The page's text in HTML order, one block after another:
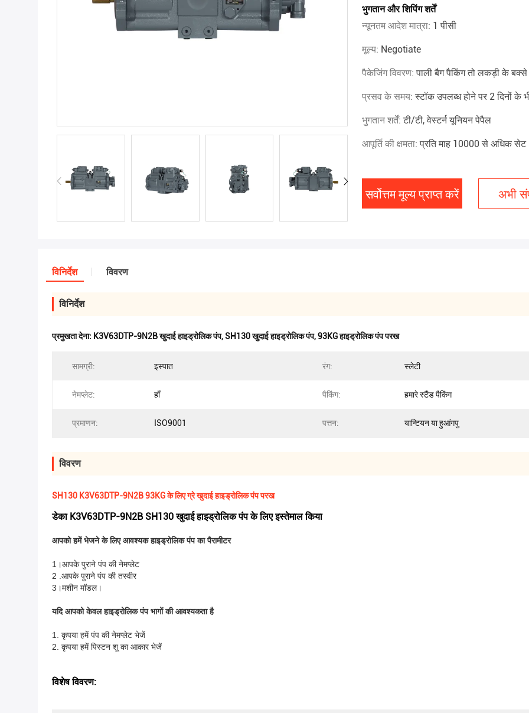
भुगतान और शिपिंग शर्तें
न्यूनतम आदेश मात्रा: 1 पीसी
मूल्य: Negotiate
पैकेजिंग विवरण:पाली बैग पैकिंग तो लकड़ी के बक्से
प्रसव के समय:स्टॉक उपलब्ध होने पर 2 दिनों के
भुगतान शर्तें:टी/टी, वेस्टर्न यूनियन पेपैल
आपूर्ति की क्षमता:प्रति माह 10000 से अधिक सेट
सर्वोत्तम मूल्य प्राप्त करें अभी
विनिर्देश विवरण
विनिर्देश
प्रमुखता देना: K3V63DTP-9N2B खुदाई हाइड्रोलिक पंप,SH130 खुदाई हाइड्रोलिक पंप,93KG हाइड्रोलिक पंप परख
सामग्री: इस्पात रंग: स्लेटी
नेमप्लेट: हाँ पैकिंग: हमारे स्टैंड पैकिंग
प्रमाणन: ISO9001 पत्तन: यान्टियन या हुआंगपु
विवरण
SH130 K3V63DTP-9N2B 93KG के लिए ग्रे खुदाई हाइड्रोलिक पंप परख
डेका K3V63DTP-9N2B SH130 खुदाई हाइड्रोलिक पंप के लिए इस्तेमाल किया
आपको हमें भेजने के लिए आवश्यक हाइड्रोलिक पंप का पैरामीटर
1।आपके पुराने पंप की नेमप्लेट
2 .आपके पुराने पंप की तस्वीर
3।मशीन मॉडल।
यदि आपको केवल हाइड्रोलिक पंप भागों की आवश्यकता है
1. कृपया हमें पंप की नेमप्लेट भेजें
2. कृपया हमें पिस्टन शू का आकार भेजें
विशेष विवरण: